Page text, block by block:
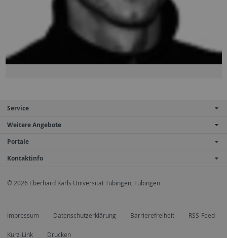
Service
Weitere Angebote
Portale
Kontaktinfo
© 2026 Eberhard Karls Universität Tübingen, Tübingen
Impressum Datenschutzerklärung Barrierefreiheit RSS-Feed
Kurz-Link Drucken